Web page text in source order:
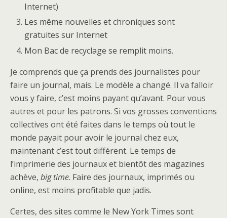
Internet)
Les même nouvelles et chroniques sont
gratuites sur Internet
Mon Bac de recyclage se remplit moins.
Je comprends que ça prends des journalistes pour
faire un journal, mais. Le modèle a changé. Il va falloir
vous y faire, c’est moins payant qu’avant. Pour vous
autres et pour les patrons. Si vos grosses conventions
collectives ont été faites dans le temps où tout le
monde payait pour avoir le journal chez eux,
maintenant c’est tout différent. Le temps de
l’imprimerie des journaux et bientôt des magazines
achève, big time. Faire des journaux, imprimés ou
online, est moins profitable que jadis.
Certes, des sites comme le New York Times sont